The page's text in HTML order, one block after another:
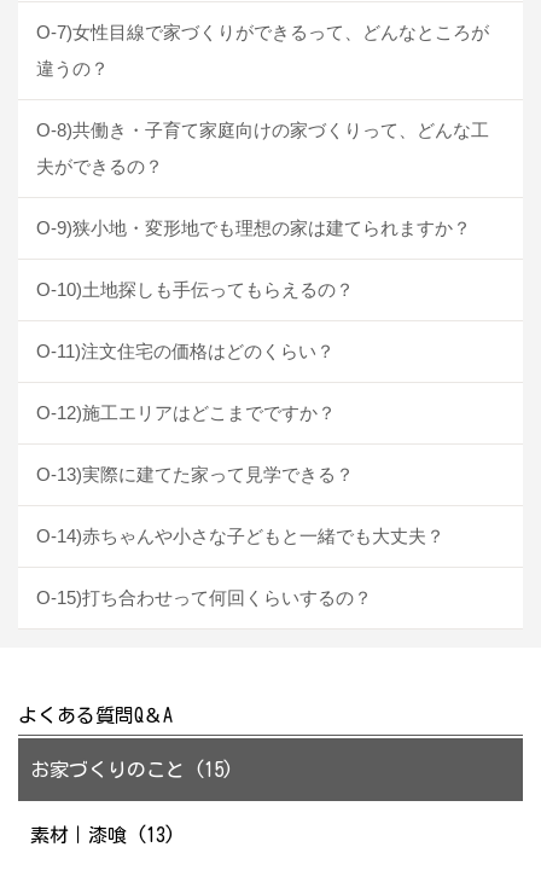
O-7)女性目線で家づくりができるって、どんなところが
違うの？
O-8)共働き・子育て家庭向けの家づくりって、どんな工
夫ができるの？
O-9)狭小地・変形地でも理想の家は建てられますか？
O-10)土地探しも手伝ってもらえるの？
O-11)注文住宅の価格はどのくらい？
O-12)施工エリアはどこまでですか？
O-13)実際に建てた家って見学できる？
O-14)赤ちゃんや小さな子どもと一緒でも大丈夫？
O-15)打ち合わせって何回くらいするの？
よくある質問Q＆A
お家づくりのこと (15)
素材｜漆喰 (13)